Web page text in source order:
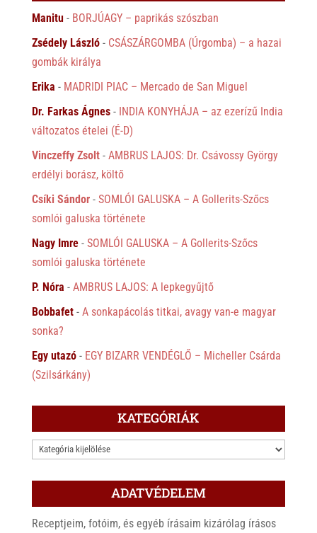
Manitu- BORJÚAGY – paprikás szószban
Zsédely László- CSÁSZÁRGOMBA (Úrgomba) – a hazai
gombák királya
Erika - MADRIDI PIAC – Mercado de San Miguel
Dr. Farkas Ágnes- INDIA KONYHÁJA – az ezerízű India
változatos ételei (É-D)
Vinczeffy Zsolt- AMBRUS LAJOS: Dr. Csávossy György
erdélyi borász, költő
Csíki Sándor- SOMLÓI GALUSKA – A Gollerits-Szőcs
somlói galuska története
Nagy Imre- SOMLÓI GALUSKA – A Gollerits-Szőcs
somlói galuska története
P. Nóra - AMBRUS LAJOS: A lepkegyűjtő
Bobbafet- A sonkapácolás titkai, avagy van-e magyar
sonka?
Egy utazó- EGY BIZARR VENDÉGLŐ – Micheller Csárda
(Szilsárkány)
KATEGÓRIÁK
KATEGÓRIÁK
ADATVÉDELEM
Receptjeim, fotóim, és egyéb írásaim kizárólag írásos